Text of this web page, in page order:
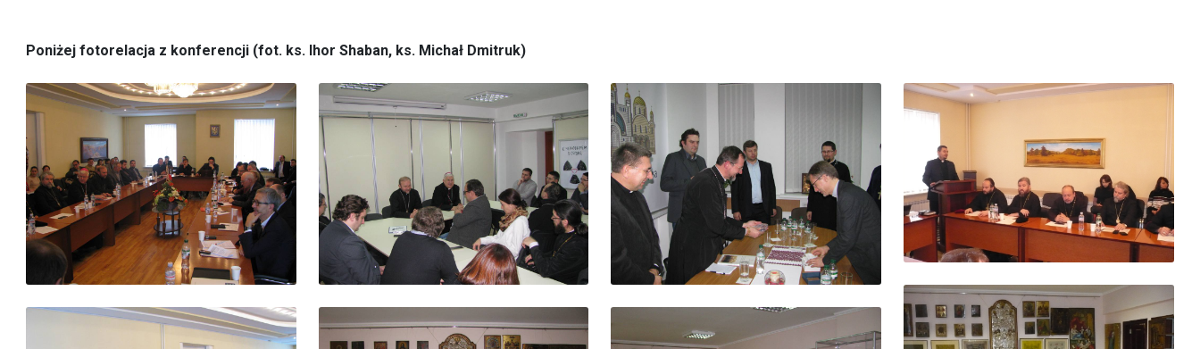
Poniżej fotorelacja z konferencji (fot. ks. Ihor Shaban, ks. Michał Dmitruk)